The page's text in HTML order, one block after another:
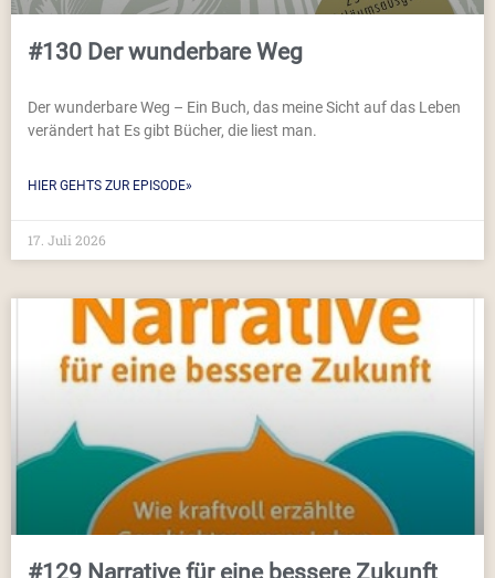
#130 Der wunderbare Weg
Der wunderbare Weg – Ein Buch, das meine Sicht auf das Leben
verändert hat Es gibt Bücher, die liest man.
HIER GEHTS ZUR EPISODE»
17. Juli 2026